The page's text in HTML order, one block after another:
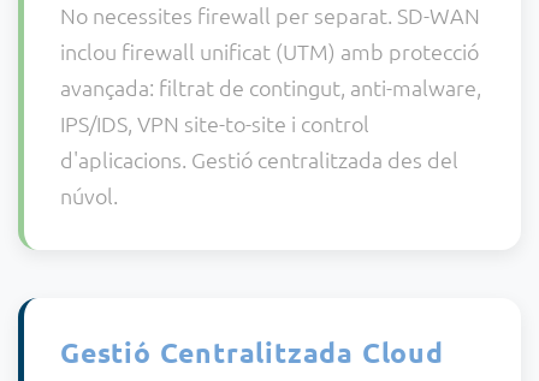
No necessites firewall per separat. SD-WAN
inclou firewall unificat (UTM) amb protecció
avançada: filtrat de contingut, anti-malware,
IPS/IDS, VPN site-to-site i control
d'aplicacions. Gestió centralitzada des del
núvol.
Gestió Centralitzada Cloud